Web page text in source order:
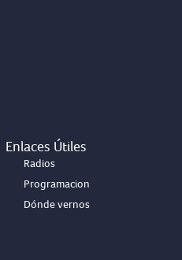
Enlaces Útiles
Radios
Programacion
Dónde vernos